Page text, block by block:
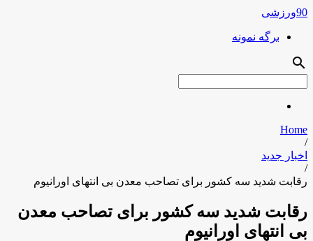
90ورزشی
برگه نمونه
search
Home
/
اخبار جدید
/
رقابت شدید سه کشور برای تصاحب معدن بی انتهای اورانیوم
رقابت شدید سه کشور برای تصاحب معدن
بی انتهای اورانیوم